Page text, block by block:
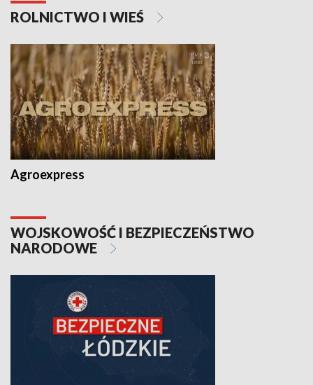
ROLNICTWO I WIEŚ
Agroexpress
WOJSKOWOŚĆ I BEZPIECZEŃSTWO
NARODOWE